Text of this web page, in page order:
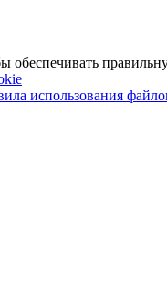
использования